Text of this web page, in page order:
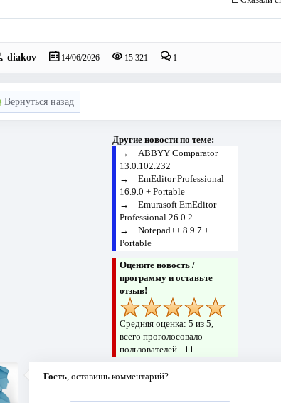
diakov 14/06/2026 15 321 1
Вернуться назад
Другие новости по теме:
→ ABBYY Comparator
13.0.102.232
→ EmEditor Professional
16.9.0 + Portable
→ Emurasoft EmEditor
Professional 26.0.2
→ Notepad++ 8.9.7 +
Portable
Оцените новость /
программу и оставьте
отзыв!
Средняя оценка: 5 из 5,
всего проголосовало
пользователей - 11
Гость, оставишь комментарий?